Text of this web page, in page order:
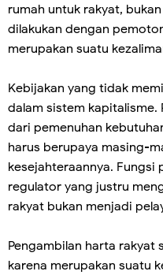
rumah untuk rakyat,
dilakukan dengan
merupakan suatu
Kebijakan yang tidak
dalam sistem kapitalisme.
dari pemenuhan
harus berupaya masing-
kesejahteraannya. Fungsi
regulator yang justru
rakyat bukan menjadi
Pengambilan harta rakyat
karena merupakan suatu